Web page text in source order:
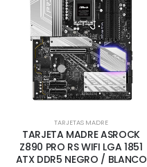
TARJETAS MADRE
TARJETA MADRE ASROCK
Z890 PRO RS WIFI LGA 1851
ATX DDR5 NEGRO / BLANCO